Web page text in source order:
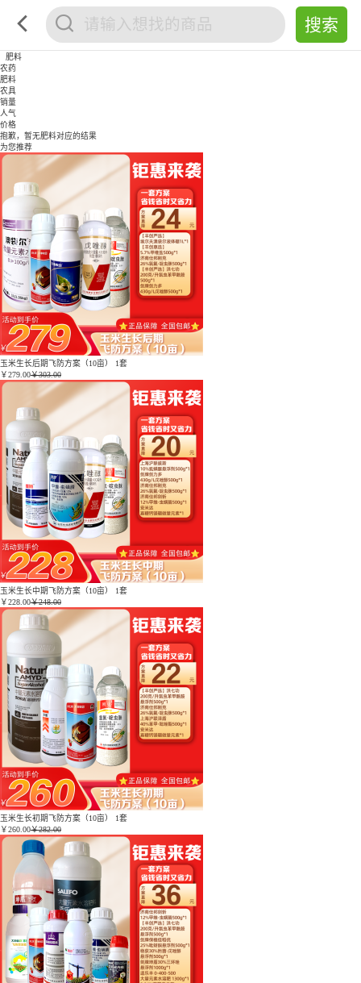
肥料
农药
肥料
农具
销量
人气
价格
抱歉，暂无肥料对应的结果
为您推荐
玉米生长后期飞防方案（10亩） 1套
￥279.00￥303.00
玉米生长中期飞防方案（10亩） 1套
￥228.00￥248.00
玉米生长初期飞防方案（10亩） 1套
￥260.00￥282.00